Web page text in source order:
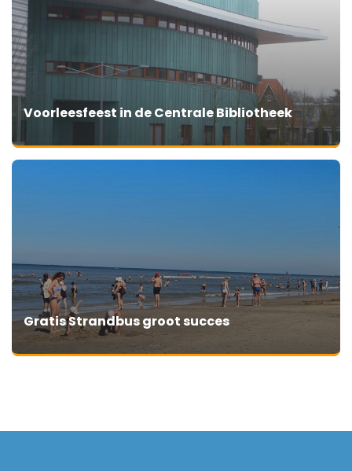
Voorleesfeest in de Centrale Bibliotheek
Gratis Strandbus groot succes